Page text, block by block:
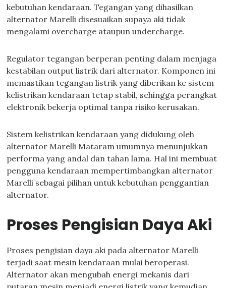
kebutuhan kendaraan. Tegangan yang dihasilkan
alternator Marelli disesuaikan supaya aki tidak
mengalami overcharge ataupun undercharge.
Regulator tegangan berperan penting dalam menjaga
kestabilan output listrik dari alternator. Komponen ini
memastikan tegangan listrik yang diberikan ke sistem
kelistrikan kendaraan tetap stabil, sehingga perangkat
elektronik bekerja optimal tanpa risiko kerusakan.
Sistem kelistrikan kendaraan yang didukung oleh
alternator Marelli Mataram umumnya menunjukkan
performa yang andal dan tahan lama. Hal ini membuat
pengguna kendaraan mempertimbangkan alternator
Marelli sebagai pilihan untuk kebutuhan penggantian
alternator.
Proses Pengisian Daya Aki
Proses pengisian daya aki pada alternator Marelli
terjadi saat mesin kendaraan mulai beroperasi.
Alternator akan mengubah energi mekanis dari